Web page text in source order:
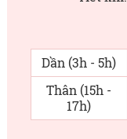
Dần (3h - 5h)
Thân (15h -
17h)